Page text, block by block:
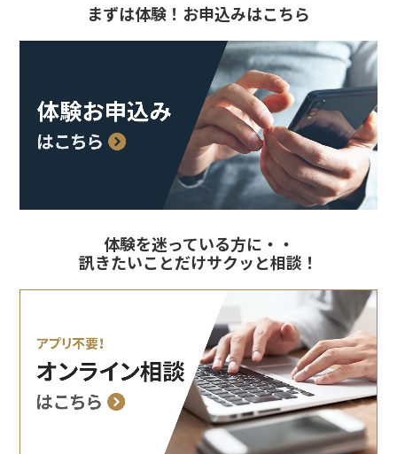
まずは体験！お申込みはこちら
体験を迷っている方に・・
訊きたいことだけサクッと相談！